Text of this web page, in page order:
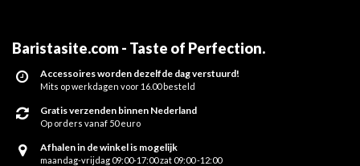
Baristasite.com - Taste of Perfection.
Accessoires worden dezelfde dag verstuurd!
Mits op werkdagen voor 16.00 besteld
Gratis verzenden binnen Nederland
Op orders vanaf 50 euro
Afhalen in de winkel is mogelijk
maandag-vrijdag 09:00-17:00 zat 09:00 -12:00